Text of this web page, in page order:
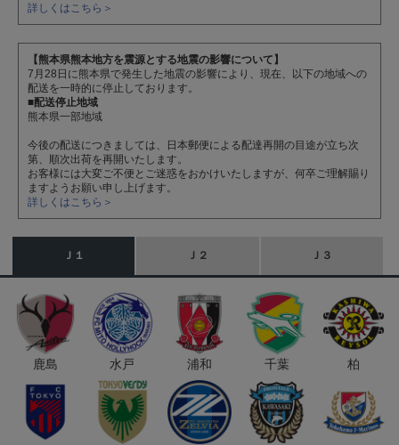
詳しくはこちら＞
【熊本県熊本地方を震源とする地震の影響について】
7月28日に熊本県で発生した地震の影響により、現在、以下の地域への
配送を一時的に停止しております。
■配送停止地域
熊本県一部地域
今後の配送につきましては、日本郵便による配達再開の目途が立ち次
第、順次出荷を再開いたします。
お客様には大変ご不便とご迷惑をおかけいたしますが、何卒ご理解賜り
ますようお願い申し上げます。
詳しくはこちら＞
Ｊ１ Ｊ２ Ｊ３
鹿島 水戸 浦和 千葉 柏